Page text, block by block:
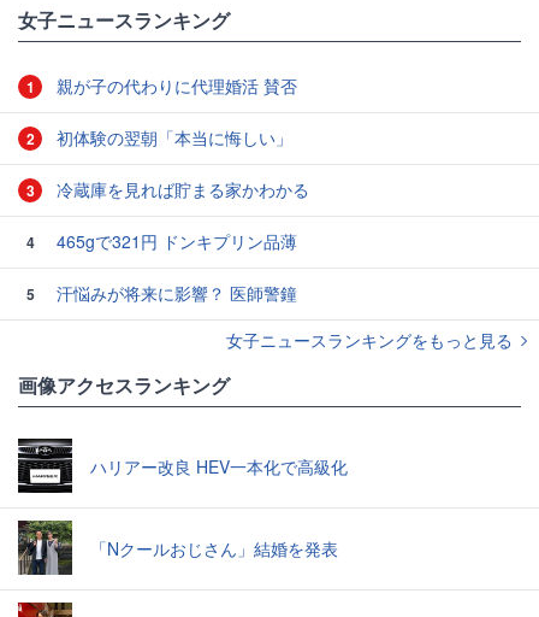
女子ニュースランキング
1 親が子の代わりに代理婚活 賛否
2 初体験の翌朝「本当に悔しい」
3 冷蔵庫を見れば貯まる家かわかる
4 465gで321円 ドンキプリン品薄
5
汗悩みが将来に影響？ 医師警鐘
女子ニュースランキングをもっと見る
画像アクセスランキング
ハリアー改良 HEV一本化で高級化
「Nクールおじさん」結婚を発表